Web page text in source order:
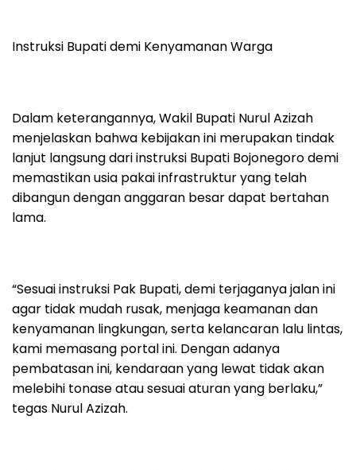
Instruksi Bupati demi Kenyamanan Warga
Dalam keterangannya, Wakil Bupati Nurul Azizah
menjelaskan bahwa kebijakan ini merupakan tindak
lanjut langsung dari instruksi Bupati Bojonegoro demi
memastikan usia pakai infrastruktur yang telah
dibangun dengan anggaran besar dapat bertahan
lama.
“Sesuai instruksi Pak Bupati, demi terjaganya jalan ini
agar tidak mudah rusak, menjaga keamanan dan
kenyamanan lingkungan, serta kelancaran lalu lintas,
kami memasang portal ini. Dengan adanya
pembatasan ini, kendaraan yang lewat tidak akan
melebihi tonase atau sesuai aturan yang berlaku,”
tegas Nurul Azizah.